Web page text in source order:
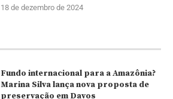
18 de dezembro de 2024
Fundo internacional para a Amazônia?
Marina Silva lança nova proposta de
preservação em Davos